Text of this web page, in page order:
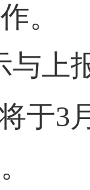
。
与上
于3